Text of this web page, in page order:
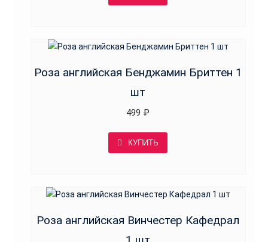
Роза английская Бенджамин Бриттен 1
шт
499 ₽
КУПИТЬ
Роза английская Винчестер Кафедрал